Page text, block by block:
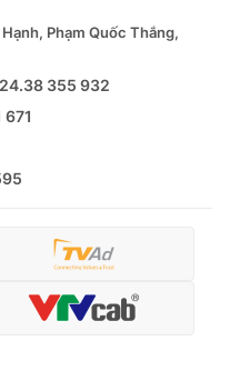
Phạm Quốc Thắng,
355 932
671